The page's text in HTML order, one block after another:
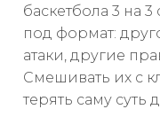
баскетбола 3 на
под формат:
атаки, другие
Смешивать их с
терять саму